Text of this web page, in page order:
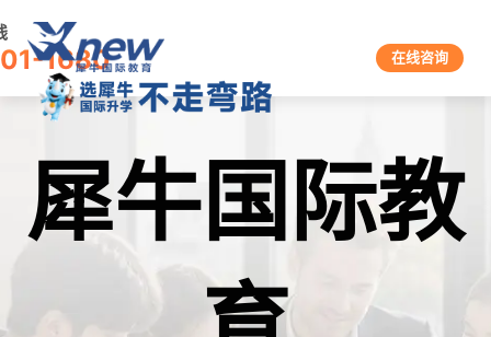
1680 在线咨询
犀牛国际教